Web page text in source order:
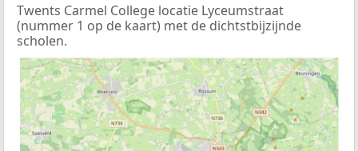
Twents Carmel College locatie Lyceumstraat
(nummer 1 op de kaart) met de dichtstbijzijnde
scholen.